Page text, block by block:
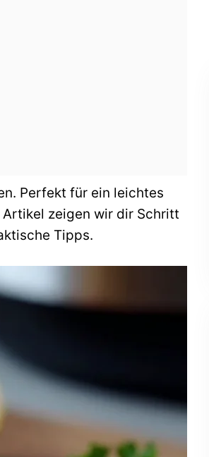
Perfekt für ein leichtes
zeigen wir dir Schritt
Tipps.